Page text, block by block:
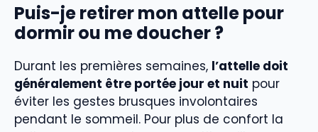
Puis-je retirer mon attelle pour
dormir ou me doucher ?
Durant les premières semaines, l’attelle doit
généralement être portée jour et nuit pour
éviter les gestes brusques involontaires
pendant le sommeil. Pour plus de confort la